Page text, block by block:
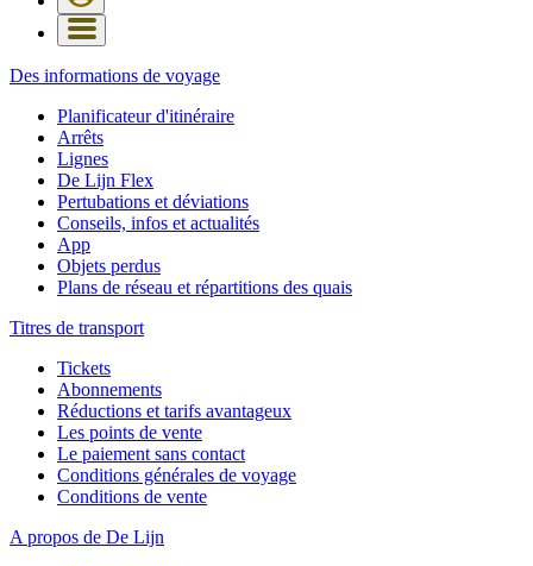
Des informations de voyage
Planificateur d'itinéraire
Arrêts
Lignes
De Lijn Flex
Pertubations et déviations
Conseils, infos et actualités
App
Objets perdus
Plans de réseau et répartitions des quais
Titres de transport
Tickets
Abonnements
Réductions et tarifs avantageux
Les points de vente
Le paiement sans contact
Conditions générales de voyage
Conditions de vente
A propos de De Lijn